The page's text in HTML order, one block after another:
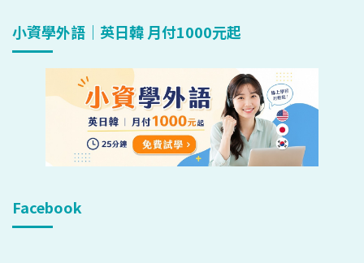
小資學外語｜英日韓 月付1000元起
Facebook